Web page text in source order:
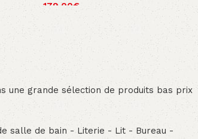
179.00€
une grande sélection de produits bas prix
salle de bain - Literie - Lit - Bureau -